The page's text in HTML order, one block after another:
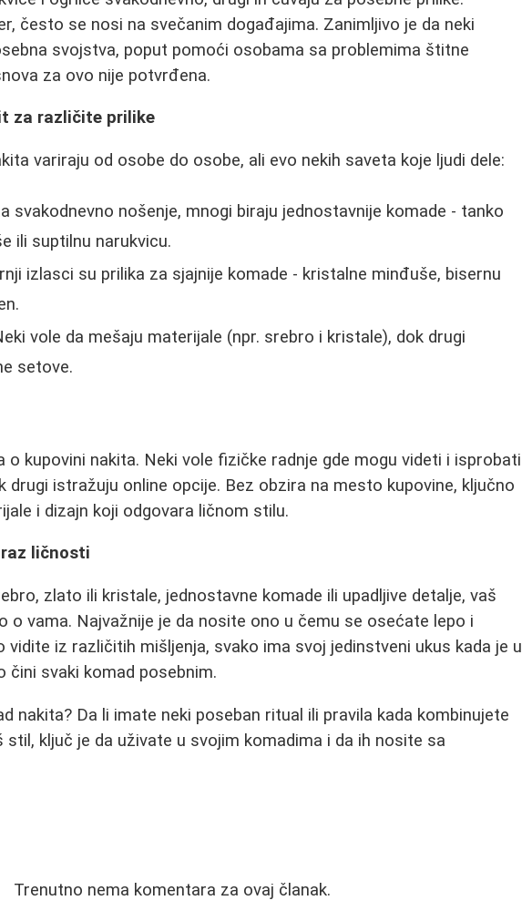
često se nosi na svečanim događajima. Zanimljivo je da neki
svojstva, poput pomoći osobama sa problemima štitne
za ovo nije potvrđena.
za različite prilike
variraju od osobe do osobe, ali evo nekih saveta koje ljudi dele:
svakodnevno nošenje, mnogi biraju jednostavnije komade - tanko
ili suptilnu narukvicu.
izlasci su prilika za sjajnije komade - kristalne minđuše, bisernu
vole da mešaju materijale (npr. srebro i kristale), dok drugi
setove.
o kupovini nakita. Neki vole fizičke radnje gde mogu videti i isprobati
drugi istražuju online opcije. Bez obzira na mesto kupovine, ključno
i dizajn koji odgovara ličnom stilu.
ličnosti
zlato ili kristale, jednostavne komade ili upadljive detalje, vaš
o vama. Najvažnije je da nosite ono u čemu se osećate lepo i
vidite iz različitih mišljenja, svako ima svoj jedinstveni ukus kada je u
čini svaki komad posebnim.
nakita? Da li imate neki poseban ritual ili pravila kada kombinujete
stil, ključ je da uživate u svojim komadima i da ih nosite sa
Trenutno nema komentara za ovaj članak.